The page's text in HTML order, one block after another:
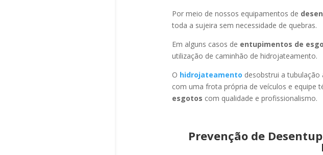
Por meio de nossos equipamentos de
toda a sujeira sem necessidade de quebras.
Em alguns casos de entupimentos de
utilização de caminhão de hidrojateamento.
O hidrojateamento desobstrui a
com uma frota própria de veículos e equipe
esgotos com qualidade e profissionalismo.
Prevenção de